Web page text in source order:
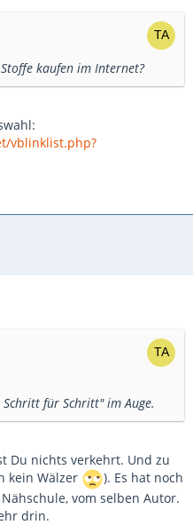
kaufen im Internet?
vblinklist.php?
für Schritt" im Auge.
Du nichts verkehrt. Und zu
kein Wälzer
). Es hat noch
vom selben Autor.
drin.